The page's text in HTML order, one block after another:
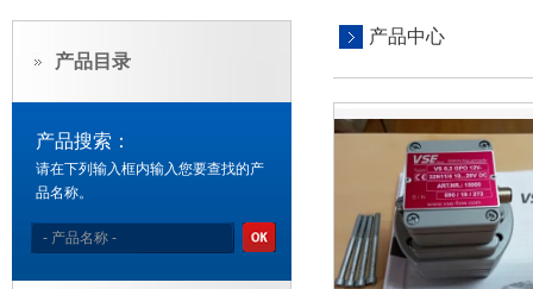
产品目录
产品搜索：
请在下列输入框内输入您要查找的产
品名称。
产品中心